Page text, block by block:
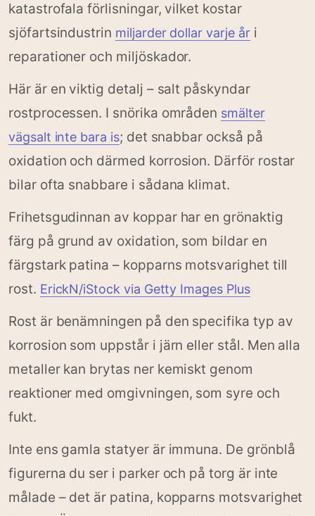
katastrofala förlisningar, vilket kostar
sjöfartsindustrin miljarder dollar varje åri
reparationer och miljöskador.
Här är en viktig detalj – salt påskyndar
rostprocessen. I snörika områden smälter
vägsalt inte bara is; det snabbar också på
oxidation och därmed korrosion. Därför rostar
bilar ofta snabbare i sådana klimat.
Frihetsgudinnan av koppar har en grönaktig
färg på grund av oxidation, som bildar en
färgstark patina – kopparns motsvarighet till
rost. ErickN/iStock via Getty Images Plus
Rost är benämningen på den specifika typ av
korrosion som uppstår i järn eller stål. Men alla
metaller kan brytas ner kemiskt genom
reaktioner med omgivningen, som syre och
fukt.
Inte ens gamla statyer är immuna. De grönblå
figurerna du ser i parker och på torg är inte
målade – det är patina, kopparns motsvarighet